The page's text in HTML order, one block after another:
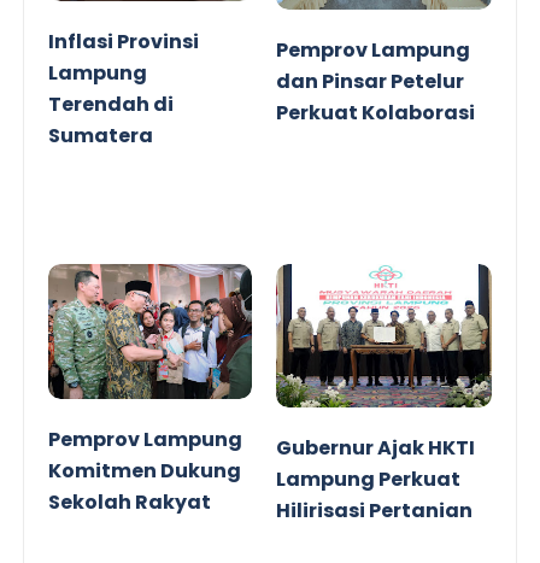
Inflasi Provinsi
Lampung
Terendah di
Sumatera
Pemprov Lampung
dan Pinsar Petelur
Perkuat Kolaborasi
Pemprov Lampung
Komitmen Dukung
Sekolah Rakyat
Gubernur Ajak HKTI
Lampung Perkuat
Hilirisasi Pertanian